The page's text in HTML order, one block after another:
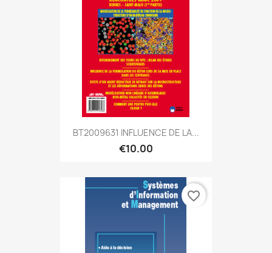
BT2009631 INFLUENCE DE LA...
€10.00
favorite_border